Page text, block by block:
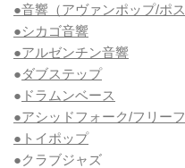
●音響（アヴァンポップ/ポ
●シカゴ音響
●アルゼンチン音響
●ダブステップ
● ドラムンベース
●アシッドフォーク/フリー
●トイポップ
●クラブジャズ